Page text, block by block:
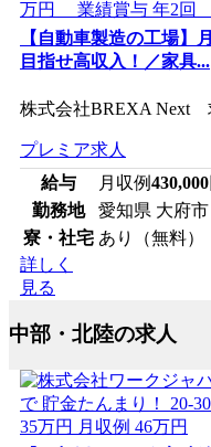
【自動車製造の工場】
目指せ高収入！／家具...
株式会社BREXA Next
プレミア求人
給与
月収例430,000
勤務地
愛知県 大府市
寮・社宅 あり（無料）
詳しく
見る
中部・北陸の求人